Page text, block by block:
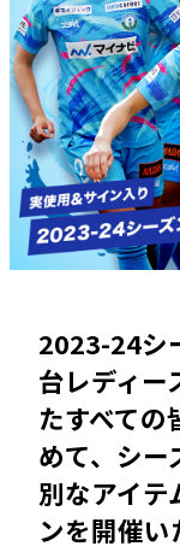
2023-24シ
台レディー
たすべて
めて、シー
別なアイテ
ンを開催い